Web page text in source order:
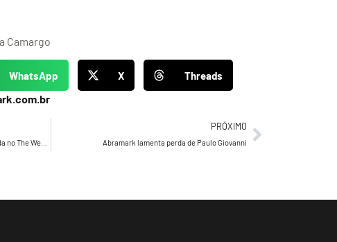
Camargo
WhatsApp X Threads
Budweiser sobe super lua vermelha inspirada no The Weeknd no céu de SP
PRÓXIMO
Abramark lamenta perda de Paulo Giovanni